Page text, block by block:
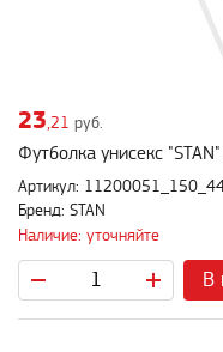
23,21 руб.
Футболка унисекс
Артикул:
Бренд: STAN
Наличие: уточняйте
В